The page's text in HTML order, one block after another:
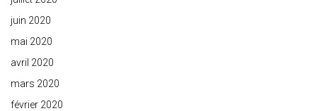
juin 2020
mai 2020
avril 2020
mars 2020
février 2020